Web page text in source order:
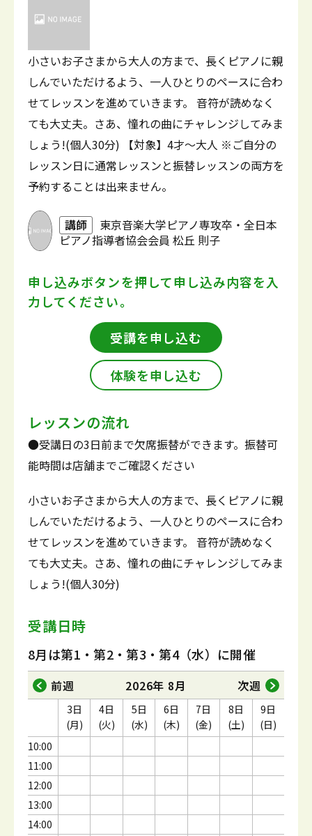
小さいお子さまから大人の方まで、長くピアノに親
しんでいただけるよう、一人ひとりのペースに合わ
せてレッスンを進めていきます。 音符が読めなく
ても大丈夫。さあ、憧れの曲にチャレンジしてみま
しょう!(個人30分) 【対象】4才～大人 ※ご自分の
レッスン日に通常レッスンと振替レッスンの両方を
予約することは出来ません。
講師
東京音楽大学ピアノ専攻卒・全日本
ピアノ指導者協会会員 松丘 則子
申し込みボタンを押して申し込み内容を入
力してください。
受講を申し込む
体験を申し込む
レッスンの流れ
●受講日の3日前まで欠席振替ができます。振替可
能時間は店舗までご確認ください
小さいお子さまから大人の方まで、長くピアノに親
しんでいただけるよう、一人ひとりのペースに合わ
せてレッスンを進めていきます。 音符が読めなく
ても大丈夫。さあ、憧れの曲にチャレンジしてみま
しょう!(個人30分)
受講日時
8月は第1・第2・第3・第4（水）に開催
前週 2026年 8月 次週
10:00
11:00
12:00
13:00
14:00
3日
(月)
4日
(火)
5日
(水)
6日
(木)
7日
(金)
8日
(土)
9日
(日)